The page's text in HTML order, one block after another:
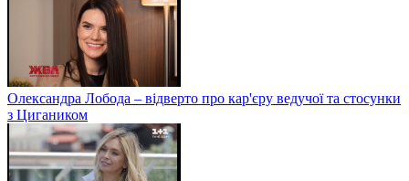
Олександра Лобода – відверто про кар'єру ведучої та стосунки
з Цигаником